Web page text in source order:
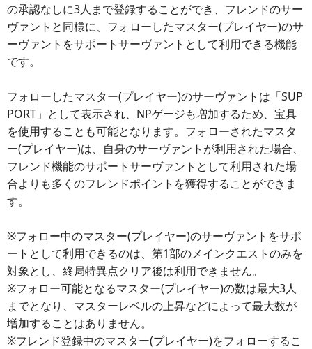
の承認なしに3人まで登録することができ、フレンドのサー
ヴァントと同様に、フォローしたマスター(プレイヤー)のサ
ーヴァントをサポートサーヴァントとして利用できる機能
です。
フォローしたマスター(プレイヤー)のサーヴァントは「SUP
PORT」として表示され、NPゲージも増加するため、宝具
を使用することも可能となります。フォローされたマスタ
ー(プレイヤー)は、自身のサーヴァントが利用された場合、
フレンド機能のサポートサーヴァントとして利用された場
合よりも多くのフレンドポイントを獲得することができま
す。
※フォロー中のマスター(プレイヤー)のサーヴァントをサポ
ートとして利用できるのは、第1部のメインクエストのみを
対象とし、終局特異点クリア後は利用できません。
※フォロー可能となるマスター(プレイヤー)の数は最大3人
までとなり、マスターレベルの上昇などによって最大数が
増加することはありません。
※フレンド登録中のマスター(プレイヤー)をフォローするこ